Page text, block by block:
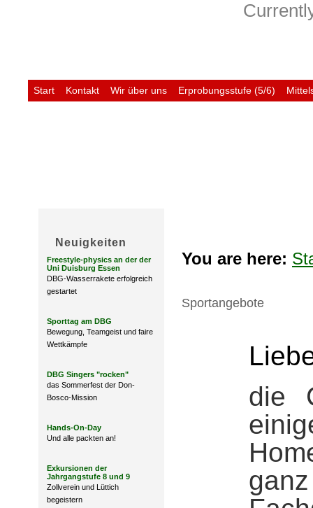
Start Kontakt Wir über uns Erprobungsstufe (5/6)
Neuigkeiten
Freestyle-physics an der der
Uni Duisburg Essen
DBG-Wasserrakete erfolgreich
gestartet
Sporttag am DBG
Bewegung, Teamgeist und faire
Wettkämpfe
DBG Singers "rocken"
das Sommerfest der Don-
Bosco-Mission
Hands-On-Day
Und alle packten an!
Exkursionen der
Jahrgangstufe 8 und 9
Zollverein und Lüttich
begeistern
You are here:
Sportangebote
die